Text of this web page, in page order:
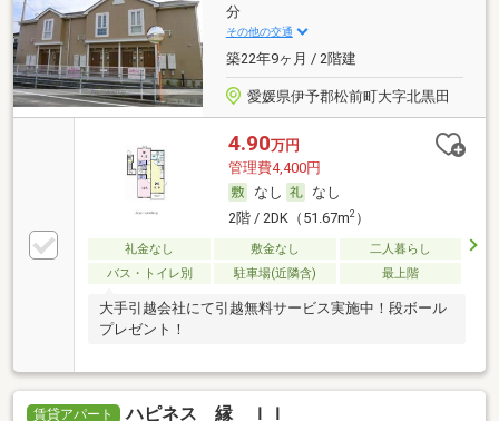
分
その他の交通
築22年9ヶ月 / 2階建
愛媛県伊予郡松前町大字北黒田
4.90万円
管理費4,400円
なし
なし
2階 / 2DK（51.67m2）
礼金なし 敷金なし
二人暮らし
バス・トイレ別
駐車場(近隣含) 最上階
大手引越会社にて引越無料サービス実施中！段ボール
プレゼント！
賃貸アパート ハピネス 縁 ＩＩ